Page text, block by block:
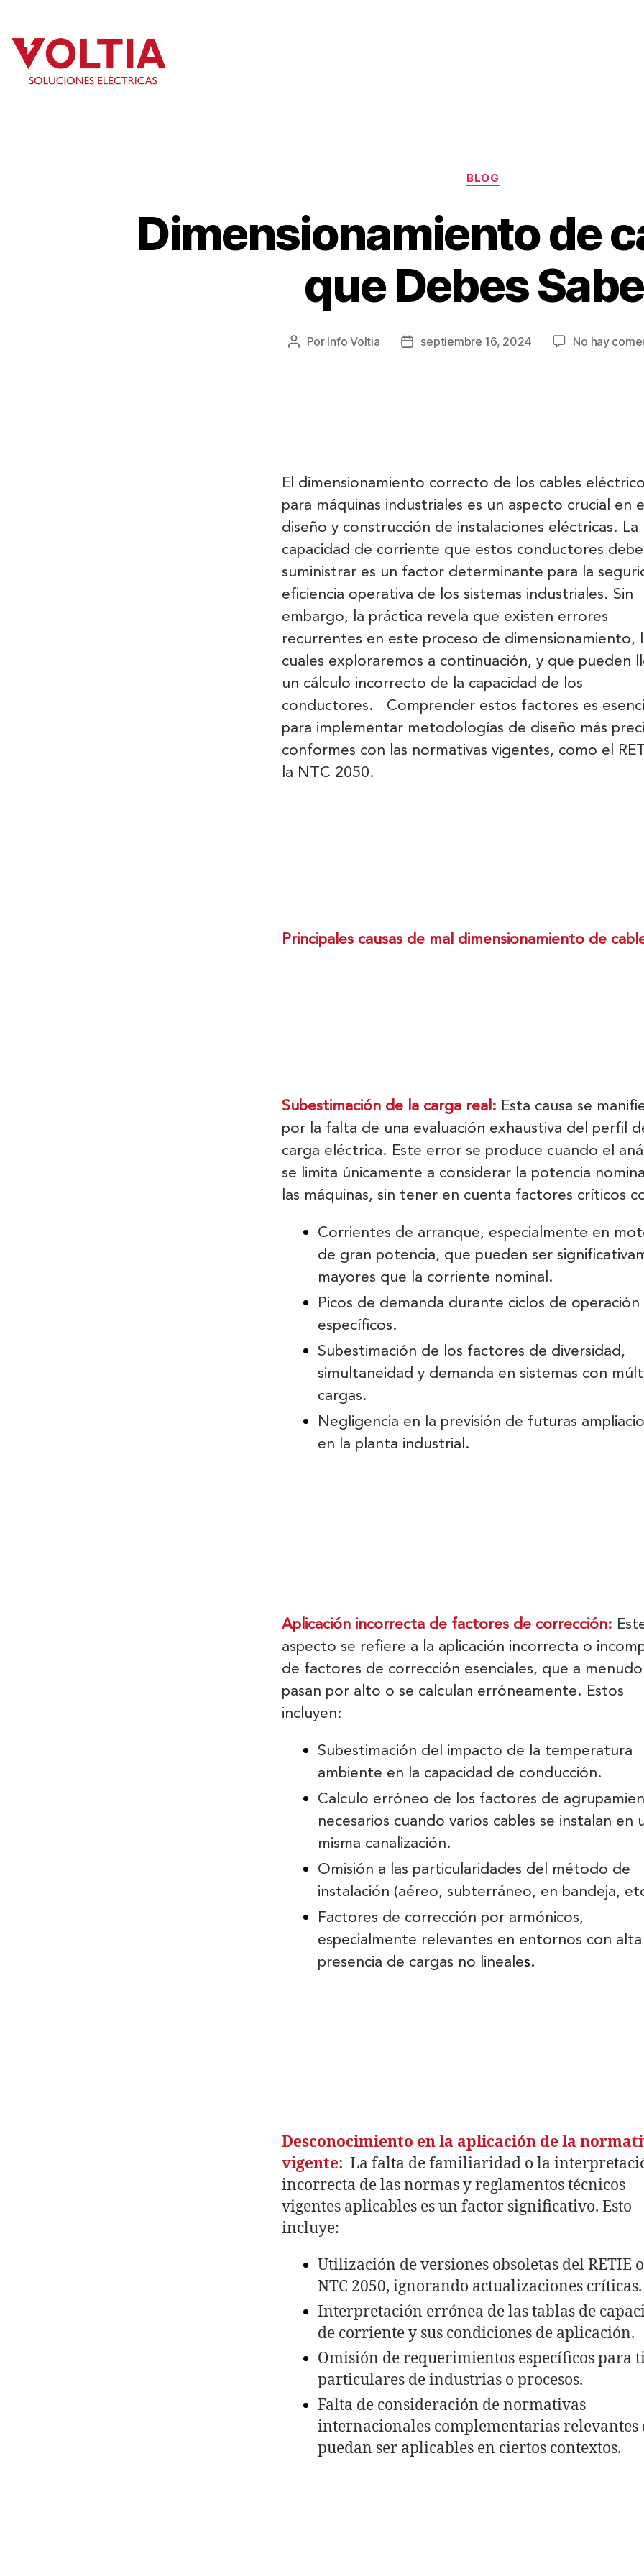
BLOG
Dimensionamiento de
que Debes
Por Info Voltia septiembre 16, 2024 No hay
El dimensionamiento correcto de los cables
para máquinas industriales es un aspecto crucial en el
diseño y construcción de instalaciones eléctricas. La
capacidad de corriente que estos conductores
suministrar es un factor determinante para la
eficiencia operativa de los sistemas industriales. Sin
embargo, la práctica revela que existen errores
recurrentes en este proceso de dimensionamiento,
cuales exploraremos a continuación, y que pueden
un cálculo incorrecto de la capacidad de los
conductores. Comprender estos factores es
para implementar metodologías de diseño más
conformes con las normativas vigentes, como el
la NTC 2050.
Principales causas de mal dimensionamiento de
Subestimación de la carga real: Esta causa se
por la falta de una evaluación exhaustiva del perfil
carga eléctrica. Este error se produce cuando el
se limita únicamente a considerar la potencia
las máquinas, sin tener en cuenta factores críticos
Corrientes de arranque, especialmente en
de gran potencia, que pueden ser
mayores que la corriente nominal.
Picos de demanda durante ciclos de operación
específicos.
Subestimación de los factores de diversidad,
simultaneidad y demanda en sistemas con
cargas.
Negligencia en la previsión de futuras
en la planta industrial.
Aplicación incorrecta de factores de corrección:
aspecto se refiere a la aplicación incorrecta o
de factores de corrección esenciales, que a menudo
pasan por alto o se calculan erróneamente. Estos
incluyen:
Subestimación del impacto de la temperatura
ambiente en la capacidad de conducción.
Calculo erróneo de los factores de
necesarios cuando varios cables se instalan en
misma canalización.
Omisión a las particularidades del método de
instalación (aéreo, subterráneo, en bandeja,
Factores de corrección por armónicos,
especialmente relevantes en entornos con alta
presencia de cargas no lineales.
Desconocimiento en la aplicación de la
vigente: La falta de familiaridad o la
incorrecta de las normas y reglamentos técnicos
vigentes aplicables es un factor significativo. Esto
incluye:
Utilización de versiones obsoletas del RETIE
NTC 2050, ignorando actualizaciones críticas.
Interpretación errónea de las tablas de
de corriente y sus condiciones de aplicación.
Omisión de requerimientos específicos para
particulares de industrias o procesos.
Falta de consideración de normativas
internacionales complementarias relevantes
puedan ser aplicables en ciertos contextos.